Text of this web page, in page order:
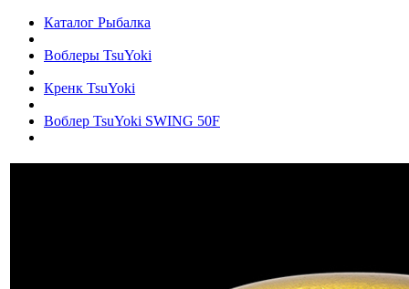
Каталог Рыбалка
Воблеры TsuYoki
Кренк TsuYoki
Воблер TsuYoki SWING 50F